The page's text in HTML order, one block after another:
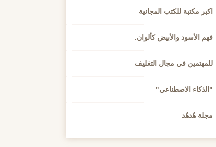
اكبر مكتبة للكتب المجانية
فهم الأسود والأبيض كألوان.
للمهتمين في مجال التغليف
"الذكاء الاصطناعي"
مجلة هُدهُد